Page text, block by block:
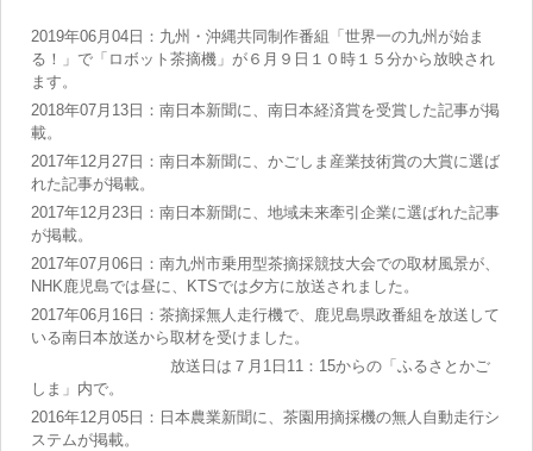
2019年06月04日：九州・沖縄共同制作番組「世界一の九州が始ま
る！」で「ロボット茶摘機」が６月９日１０時１５分から放映され
ます。
2018年07月13日：南日本新聞に、南日本経済賞を受賞した記事が掲
載。
2017年12月27日：南日本新聞に、かごしま産業技術賞の大賞に選ば
れた記事が掲載。
2017年12月23日：南日本新聞に、地域未来牽引企業に選ばれた記事
が掲載。
2017年07月06日：南九州市乗用型茶摘採競技大会での取材風景が、
NHK鹿児島では昼に、KTSでは夕方に放送されました。
2017年06月16日：茶摘採無人走行機で、鹿児島県政番組を放送して
いる南日本放送から取材を受けました。
放送日は７月1日11：15からの「ふるさとかご
しま」内で。
2016年12月05日：日本農業新聞に、茶園用摘採機の無人自動走行シ
ステムが掲載。